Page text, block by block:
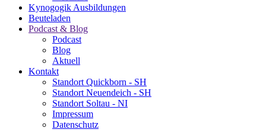
Kynogogik Ausbildungen
Beuteladen
Podcast & Blog
Podcast
Blog
Aktuell
Kontakt
Standort Quickborn - SH
Standort Neuendeich - SH
Standort Soltau - NI
Impressum
Datenschutz